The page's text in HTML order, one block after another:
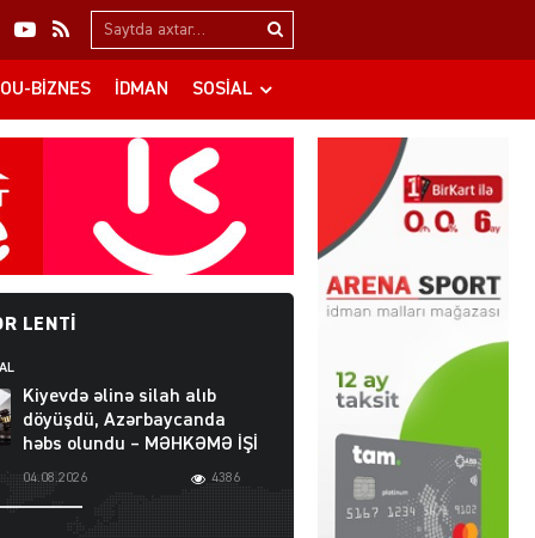
Search…
BIZNES İDMAN SOSIAL
LENTI
Kiyevdə əlinə silah alıb
döyüşdü, Azərbaycanda
həbs olundu – MƏHKƏMƏ İŞİ
04.08.2026 4386